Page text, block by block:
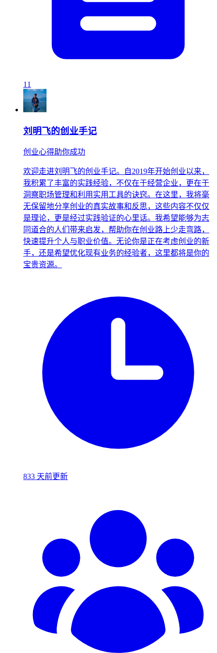
11
刘明飞的创业手记
创业心得助你成功
欢迎走进刘明飞的创业手记。自2019年开始创业以来，
我积累了丰富的实践经验，不仅在于经营企业，更在于
洞察职场管理和利用实用工具的诀窍。在这里，我将毫
无保留地分享创业的真实故事和反思，这些内容不仅仅
是理论，更是经过实践验证的心里话。我希望能够为志
同道合的人们带来启发，帮助你在创业路上少走弯路，
快速提升个人与职业价值。无论你是正在考虑创业的新
手，还是希望优化现有业务的经验者，这里都将是你的
宝贵资源。
833 天前更新